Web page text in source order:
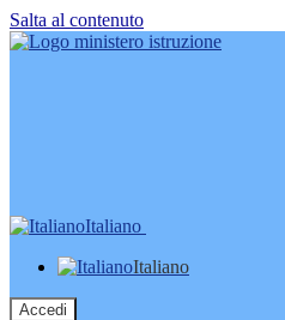
Salta al contenuto
Italiano
Italiano
Accedi